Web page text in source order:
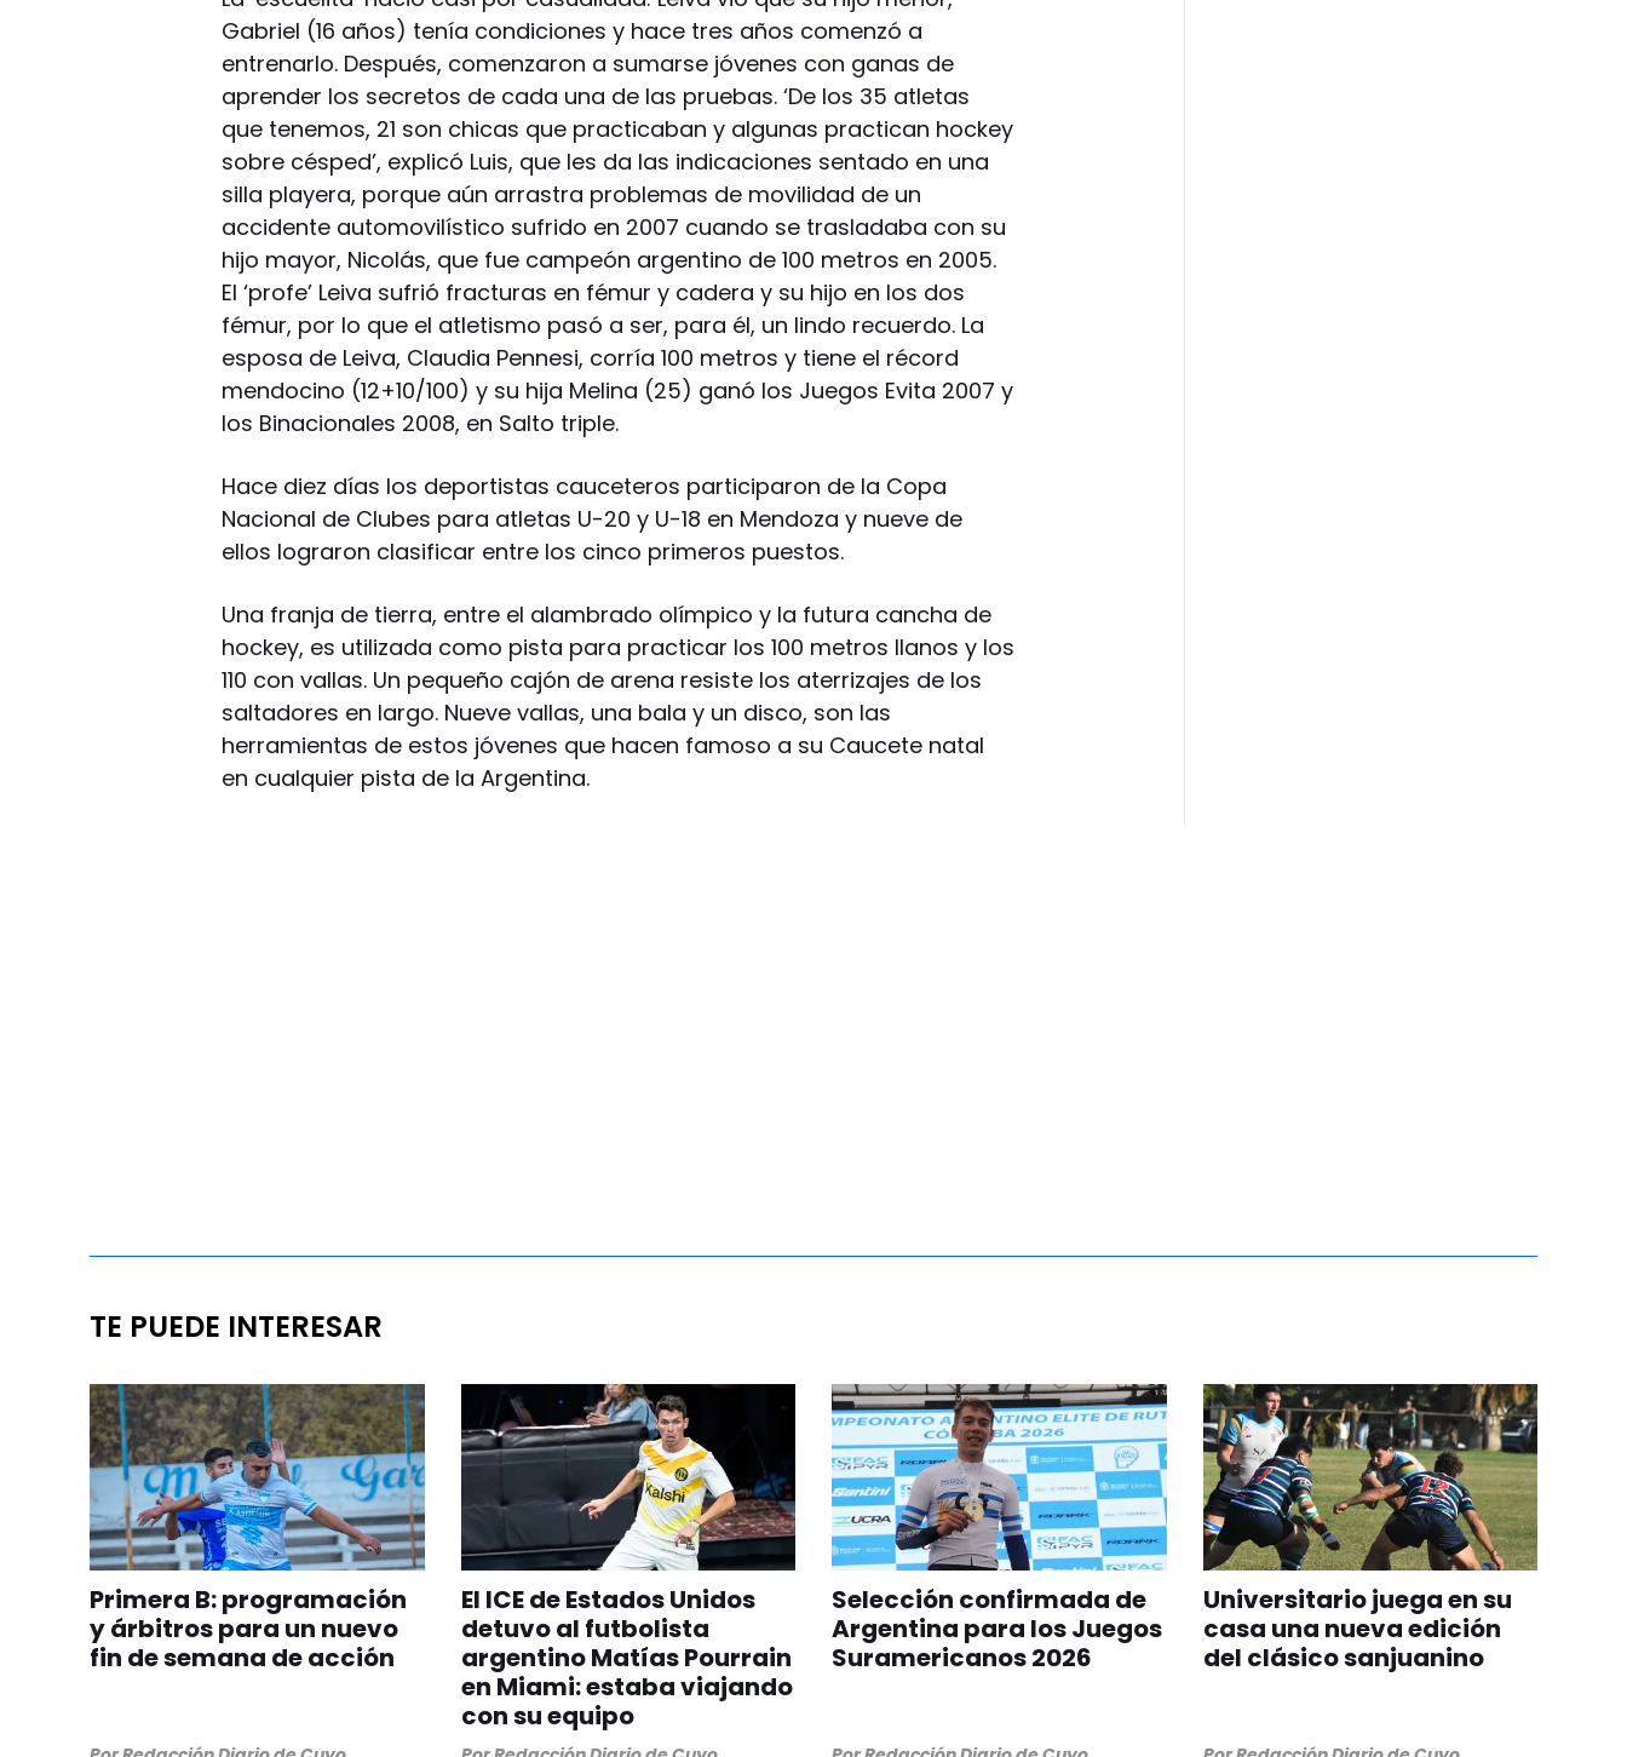
Gabriel (16 años) tenía condiciones y hace tres años comenzó a
entrenarlo. Después, comenzaron a sumarse jóvenes con ganas de
aprender los secretos de cada una de las pruebas. ‘De los 35 atletas
que tenemos, 21 son chicas que practicaban y algunas practican hockey
sobre césped’, explicó Luis, que les da las indicaciones sentado en una
silla playera, porque aún arrastra problemas de movilidad de un
accidente automovilístico sufrido en 2007 cuando se trasladaba con su
hijo mayor, Nicolás, que fue campeón argentino de 100 metros en 2005.
El ‘profe’ Leiva sufrió fracturas en fémur y cadera y su hijo en los dos
fémur, por lo que el atletismo pasó a ser, para él, un lindo recuerdo. La
esposa de Leiva, Claudia Pennesi, corría 100 metros y tiene el récord
mendocino (12+10/100) y su hija Melina (25) ganó los Juegos Evita 2007 y
los Binacionales 2008, en Salto triple.
Hace diez días los deportistas cauceteros participaron de la Copa
Nacional de Clubes para atletas U-20 y U-18 en Mendoza y nueve de
ellos lograron clasificar entre los cinco primeros puestos.
Una franja de tierra, entre el alambrado olímpico y la futura cancha de
hockey, es utilizada como pista para practicar los 100 metros llanos y los
110 con vallas. Un pequeño cajón de arena resiste los aterrizajes de los
saltadores en largo. Nueve vallas, una bala y un disco, son las
herramientas de estos jóvenes que hacen famoso a su Caucete natal
en cualquier pista de la Argentina.
TE PUEDE INTERESAR
Primera B: programación
y árbitros para un nuevo
fin de semana de acción
El ICE de Estados Unidos
detuvo al futbolista
argentino Matías Pourrain
en Miami: estaba viajando
con su equipo
Selección confirmada de
Argentina para los Juegos
Suramericanos 2026
Universitario juega en su
casa una nueva edición
del clásico sanjuanino